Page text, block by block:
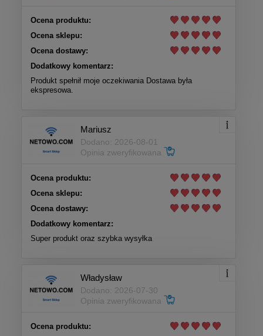
Ocena produktu:
Ocena sklepu:
Ocena dostawy:
Dodatkowy komentarz:
Produkt spełnił moje oczekiwania Dostawa była
ekspresowa.
Mariusz
Dodano: 2026-08-01
Opinia zweryfikowana
Ocena produktu:
Ocena sklepu:
Ocena dostawy:
Dodatkowy komentarz:
Super produkt oraz szybka wysyłka
Władysław
Dodano: 2026-07-30
Opinia zweryfikowana
Ocena produktu: